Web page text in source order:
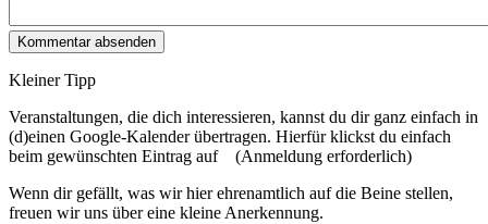
Kleiner Tipp
Veranstaltungen, die dich interessieren, kannst du dir ganz einfach in
(d)einen Google-Kalender übertragen. Hierfür klickst du einfach
beim gewünschten Eintrag auf
(Anmeldung erforderlich)
Wenn dir gefällt, was wir hier ehrenamtlich auf die Beine stellen,
freuen wir uns über eine kleine Anerkennung.